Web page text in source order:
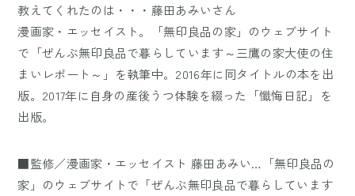
教えてくれたのは・・・藤田あみいさん
漫画家・エッセイスト。「無印良品の家」のウェブサイト
で「ぜんぶ無印良品で暮らしています～三鷹の家大使の住
まいレポート～」を執筆中。2016年に同タイトルの本を出
版。2017年に自身の産後うつ体験を綴った「懺悔日記」を
出版。
■監修／漫画家・エッセイスト 藤田あみい…「無印良品の
家」のウェブサイトで「ぜんぶ無印良品で暮らしています